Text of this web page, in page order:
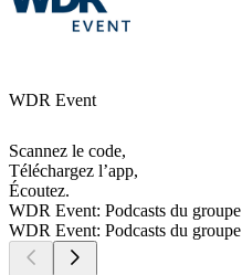
WDR Event
Scannez le code,
Téléchargez l’app,
Écoutez.
WDR Event: Podcasts du groupe
WDR Event: Podcasts du groupe